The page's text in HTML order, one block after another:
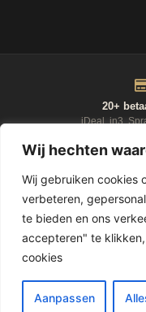
Wij hechten
Wij gebruiken cookies
verbeteren,
te bieden en ons
accepteren" te
cookies
Aanpassen
20+
iDeal, in3,
LET OP,